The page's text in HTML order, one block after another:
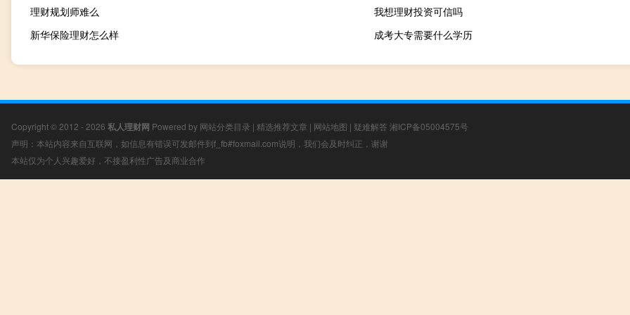
理财规划师难么
我想理财投资可信吗
新华保险理财怎么样
成考大专需要什么学历
Copyright © 2012 - 2026 私人理财网 Powered by 网站分类目录 | 精选推荐文章 | 网站地图 | 疑难解答 湘ICP备05004575号
声明：本站内容来自互联网，如信息有错误可发邮件到f_fb#foxmail.com说明，我们会及时纠正，谢谢
本站仅为个人兴趣爱好，不接盈利性广告及商业合作